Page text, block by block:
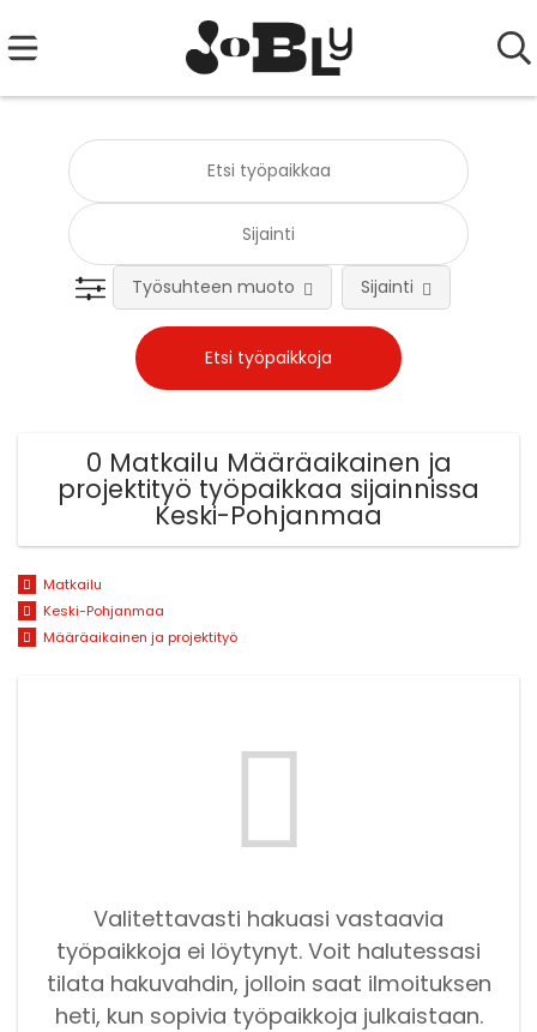
Työsuhteen muoto Sijainti
0 Matkailu Määräaikainen ja
projektityö työpaikkaa sijainnissa
Keski-Pohjanmaa
Matkailu
Keski-Pohjanmaa
Määräaikainen ja projektityö
Valitettavasti hakuasi vastaavia
työpaikkoja ei löytynyt. Voit halutessasi
tilata hakuvahdin, jolloin saat ilmoituksen
heti, kun sopivia työpaikkoja julkaistaan.